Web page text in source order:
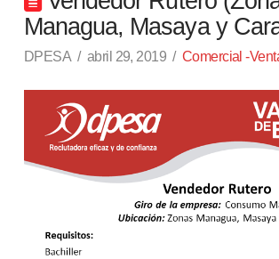
Managua, Masaya y
DPESA abril 29, 2019 Comercial -